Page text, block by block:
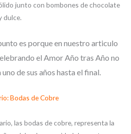
junto con bombones de chocolate
dulce.
es porque en nuestro articulo
el Amor Año tras Año no
de sus años hasta el final.
Bodas de Cobre
las bodas de cobre, representa la